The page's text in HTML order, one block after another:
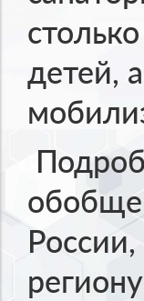
детей,